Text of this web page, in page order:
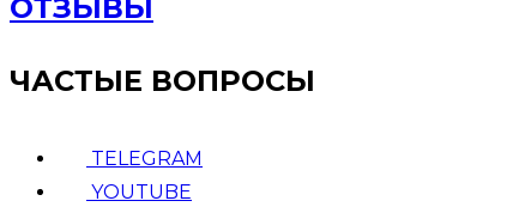
ОТЗЫВЫ
ЧАСТЫЕ ВОПРОСЫ
TELEGRAM
YOUTUBE